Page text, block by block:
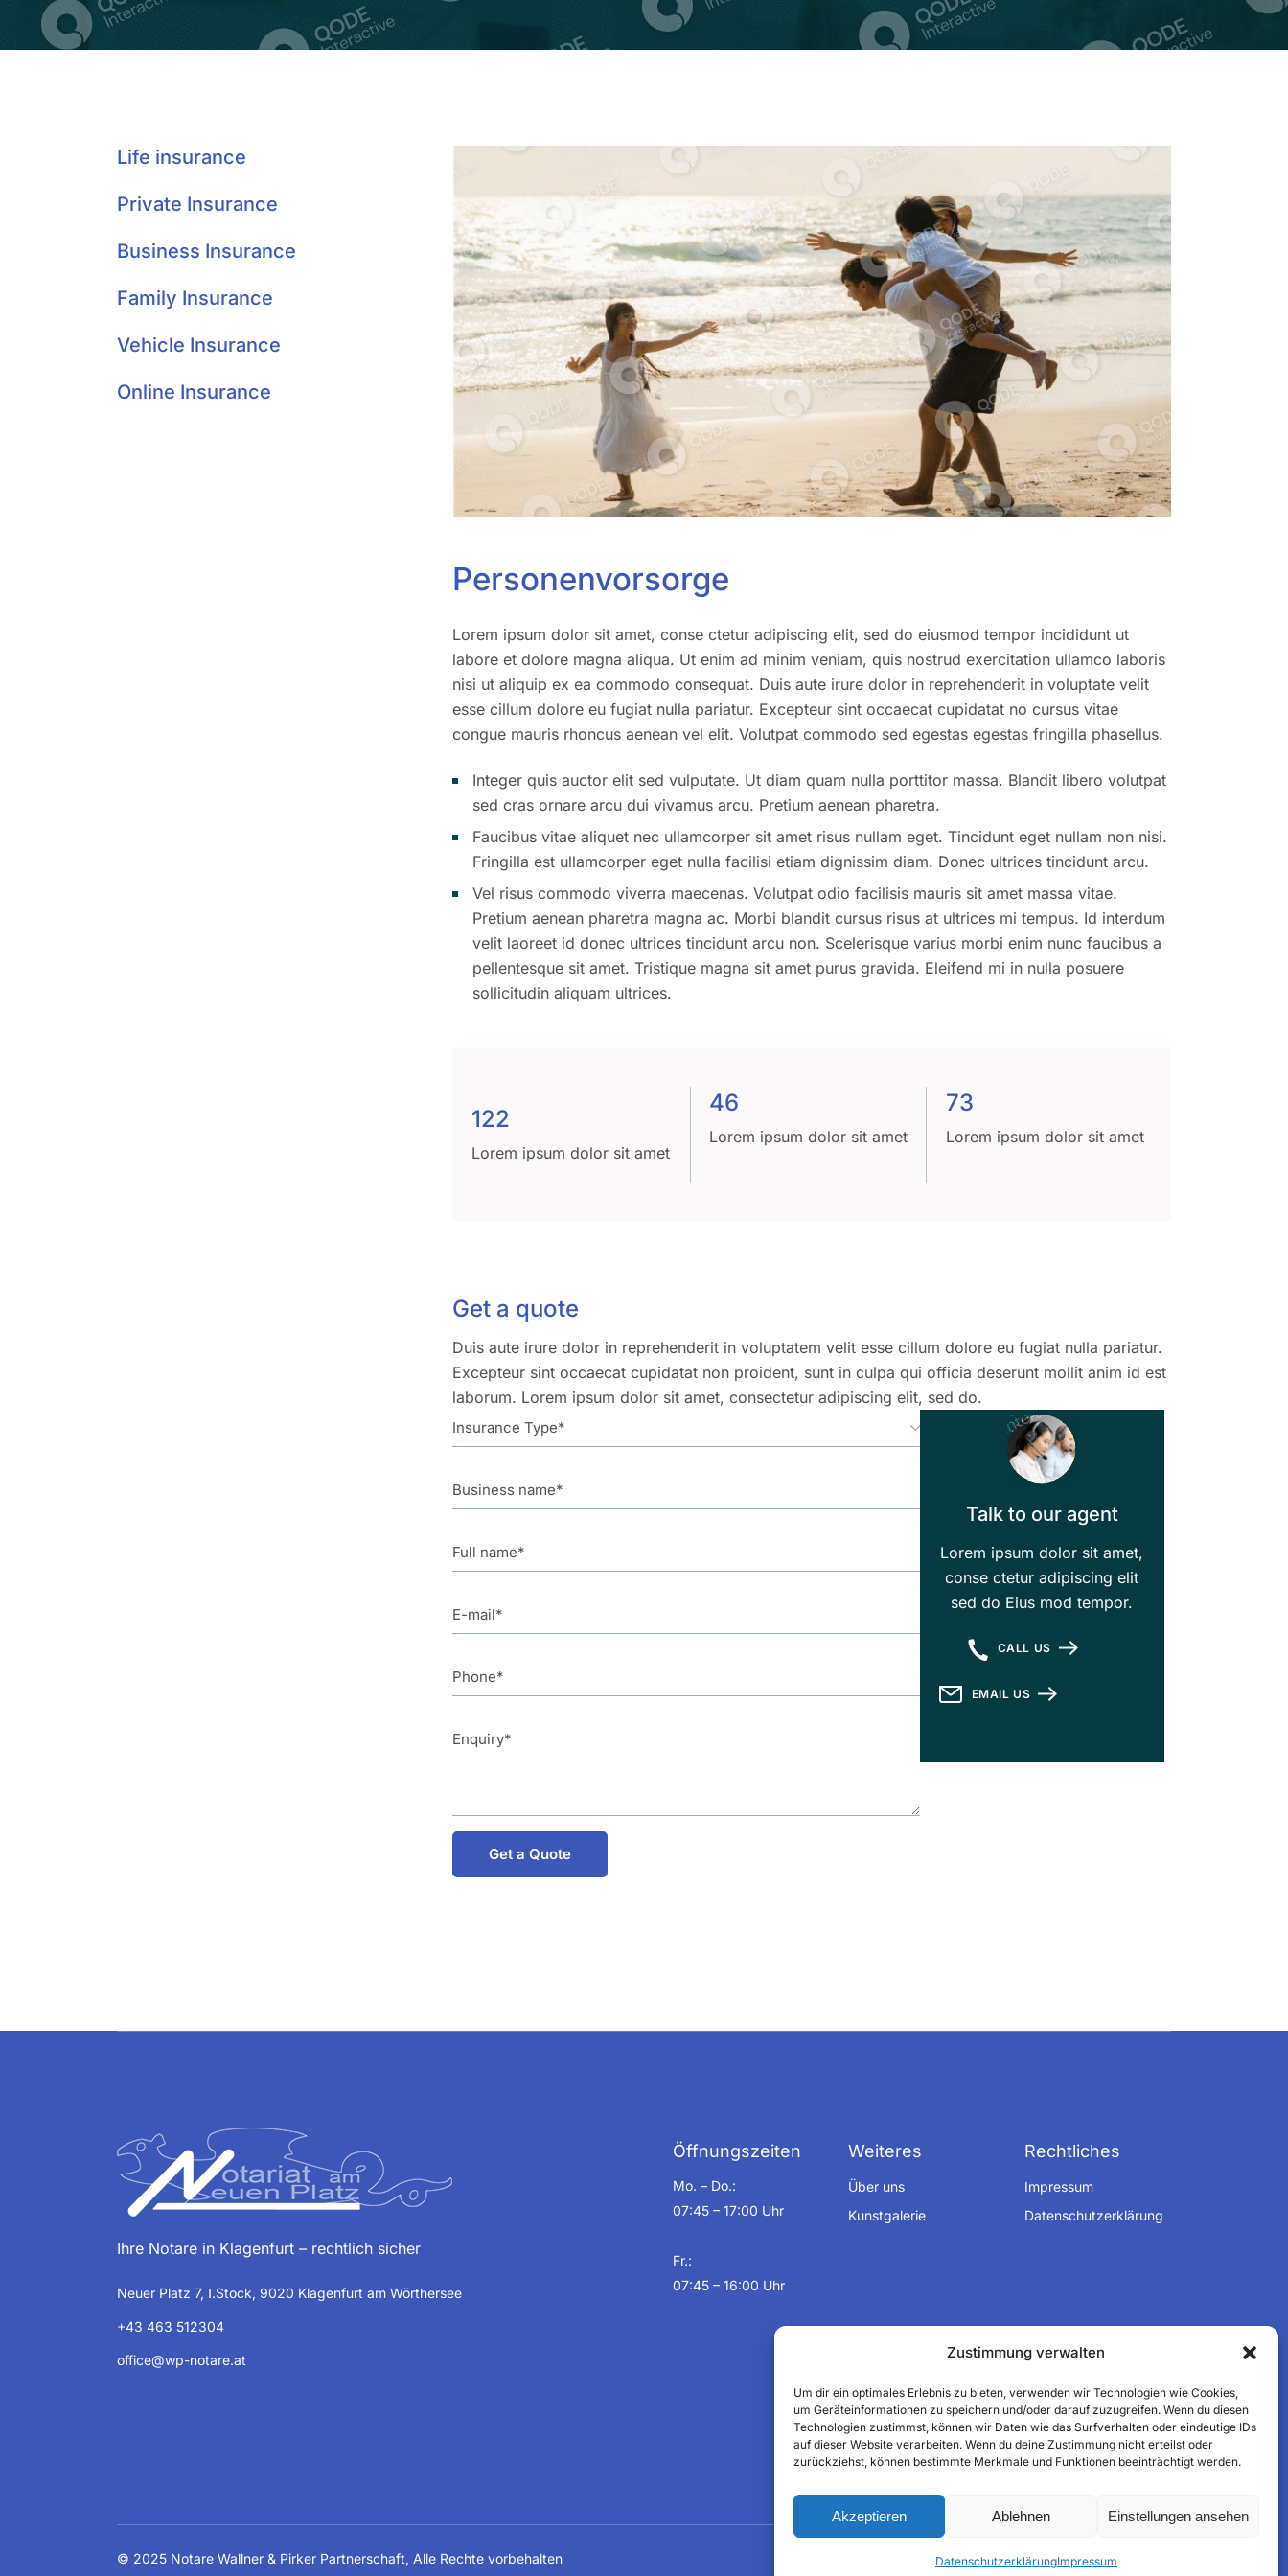
Zustimmung verwalten
Um dir ein optimales Erlebnis zu bieten, verwenden wir Technologien wie Cookies,
um Geräteinformationen zu speichern und/oder darauf zuzugreifen. Wenn du diesen
Technologien zustimmst, können wir Daten wie das Surfverhalten oder eindeutige IDs
auf dieser Website verarbeiten. Wenn du deine Zustimmung nicht erteilst oder
zurückziehst, können bestimmte Merkmale und Funktionen beeinträchtigt werden.
Akzeptieren Ablehnen Einstellungen ansehen
DatenschutzerklärungImpressum
Personenvorsorge
Lorem ipsum dolor sit amet, conse ctetur adipiscing elit, sed do eiusmod tempor incididunt ut
labore et dolore magna aliqua. Ut enim ad minim veniam, quis nostrud exercitation ullamco laboris
nisi ut aliquip ex ea commodo consequat. Duis aute irure dolor in reprehenderit in voluptate velit
esse cillum dolore eu fugiat nulla pariatur. Excepteur sint occaecat cupidatat no cursus vitae
congue mauris rhoncus aenean vel elit. Volutpat commodo sed egestas egestas fringilla phasellus.
Integer quis auctor elit sed vulputate. Ut diam quam nulla porttitor massa. Blandit libero volutpat
sed cras ornare arcu dui vivamus arcu. Pretium aenean pharetra.
Faucibus vitae aliquet nec ullamcorper sit amet risus nullam eget. Tincidunt eget nullam non nisi.
Fringilla est ullamcorper eget nulla facilisi etiam dignissim diam. Donec ultrices tincidunt arcu.
Vel risus commodo viverra maecenas. Volutpat odio facilisis mauris sit amet massa vitae.
Pretium aenean pharetra magna ac. Morbi blandit cursus risus at ultrices mi tempus. Id interdum
velit laoreet id donec ultrices tincidunt arcu non. Scelerisque varius morbi enim nunc faucibus a
pellentesque sit amet. Tristique magna sit amet purus gravida. Eleifend mi in nulla posuere
sollicitudin aliquam ultrices.
122
Lorem ipsum dolor sit amet
46
Lorem ipsum dolor sit amet
73
Lorem ipsum dolor sit amet
Get a Quote
Talk to our agent
Lorem ipsum dolor sit amet,
conse ctetur adipiscing elit
sed do Eius mod tempor.
CALL US
EMAIL US
Get a quote
Duis aute irure dolor in reprehenderit in voluptatem velit esse cillum dolore eu fugiat nulla pariatur.
Excepteur sint occaecat cupidatat non proident, sunt in culpa qui officia deserunt mollit anim id est
laborum. Lorem ipsum dolor sit amet, consectetur adipiscing elit, sed do.
Life insurance
Private Insurance
Business Insurance
Family Insurance
Vehicle Insurance
Online Insurance
Ihre Notare in Klagenfurt – rechtlich sicher
Neuer Platz 7, Ⅰ.Stock, 9020 Klagenfurt am Wörthersee
+43 463 512304
office@wp-notare.at
Öffnungszeiten
Mo. – Do.:
07:45 – 17:00 Uhr
Fr.:
07:45 – 16:00 Uhr
Weiteres
Über uns
Kunstgalerie
Rechtliches
Impressum
Datenschutzerklärung
© 2025 Notare Wallner & Pirker Partnerschaft, Alle Rechte vorbehalten